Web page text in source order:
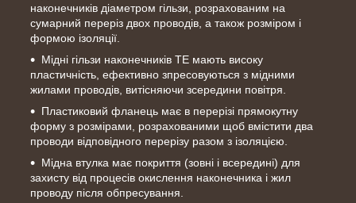
наконечників діаметром гільзи, розрахованим на
сумарний переріз двох проводів, а також розміром і
формою ізоляції.
Мідні гільзи наконечників ТЕ мають високу
пластичність, ефективно зпресовуються з мідними
жилами проводів, витісняючи зсередини повітря.
Пластиковий фланець має в перерізі прямокутну
форму з розмірами, розрахованими щоб вмістити два
проводи відповідного перерізу разом з ізоляцією.
Мідна втулка має покриття (зовні і всередині) для
захисту від процесів окислення наконечника і жил
проводу після обпресування.